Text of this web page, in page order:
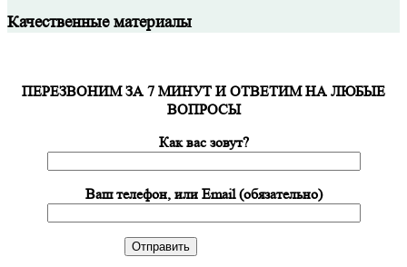
Качественные материалы
ПЕРЕЗВОНИМ ЗА 7 МИНУТ И ОТВЕТИМ НА ЛЮБЫЕ
ВОПРОСЫ
Как вас зовут?
Ваш телефон, или Email (обязательно)